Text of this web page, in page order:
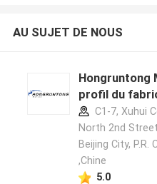
AU SUJET DE NOUS
Hongruntong
profil du
C1-7, Xuhui
North 2nd
Beijing City, P.R.
,Chine
5.0